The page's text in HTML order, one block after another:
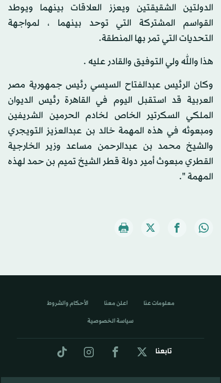
الدولتين الشقيقتين ويعزز العلاقات بينهما ويوطد
القواسم المشتركة التي توحد بينهما ، لمواجهة
التحديات التي تمر بها المنطقة.
هذا والله ولي التوفيق والقادر عليه .
وكان الرئيس عبدالفتاح السيسي رئيس جمهورية مصر
العربية قد استقبل اليوم في القاهرة رئيس الديوان
الملكي السكرتير الخاص لخادم الحرمين الشريفين
ومبعوثه في هذه المهمة خالد بن عبدالعزيز التويجري
والشيخ محمد بن عبدالرحمن مساعد وزير الخارجية
القطري مبعوث أمير دولة قطر الشيخ تميم بن حمد لهذه
المهمة ".
تابعنا
معلومات عنا اعلن معنا الأحكام والشروط
سياسة الخصوصية